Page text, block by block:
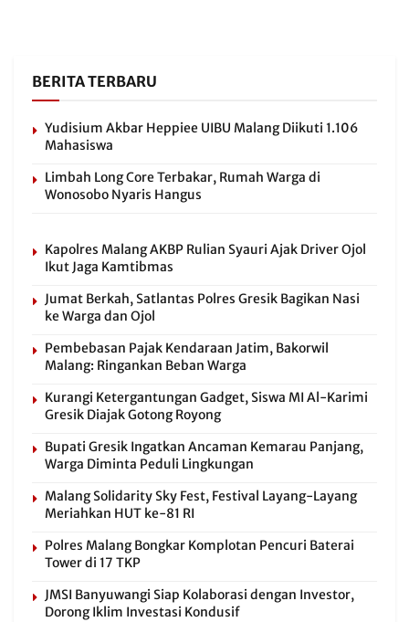
BERITA TERBARU
Yudisium Akbar Heppiee UIBU Malang Diikuti 1.106
Mahasiswa
Limbah Long Core Terbakar, Rumah Warga di
Wonosobo Nyaris Hangus
Kapolres Malang AKBP Rulian Syauri Ajak Driver Ojol
Ikut Jaga Kamtibmas
Jumat Berkah, Satlantas Polres Gresik Bagikan Nasi
ke Warga dan Ojol
Pembebasan Pajak Kendaraan Jatim, Bakorwil
Malang: Ringankan Beban Warga
Kurangi Ketergantungan Gadget, Siswa MI Al-Karimi
Gresik Diajak Gotong Royong
Bupati Gresik Ingatkan Ancaman Kemarau Panjang,
Warga Diminta Peduli Lingkungan
Malang Solidarity Sky Fest, Festival Layang-Layang
Meriahkan HUT ke-81 RI
Polres Malang Bongkar Komplotan Pencuri Baterai
Tower di 17 TKP
JMSI Banyuwangi Siap Kolaborasi dengan Investor,
Dorong Iklim Investasi Kondusif